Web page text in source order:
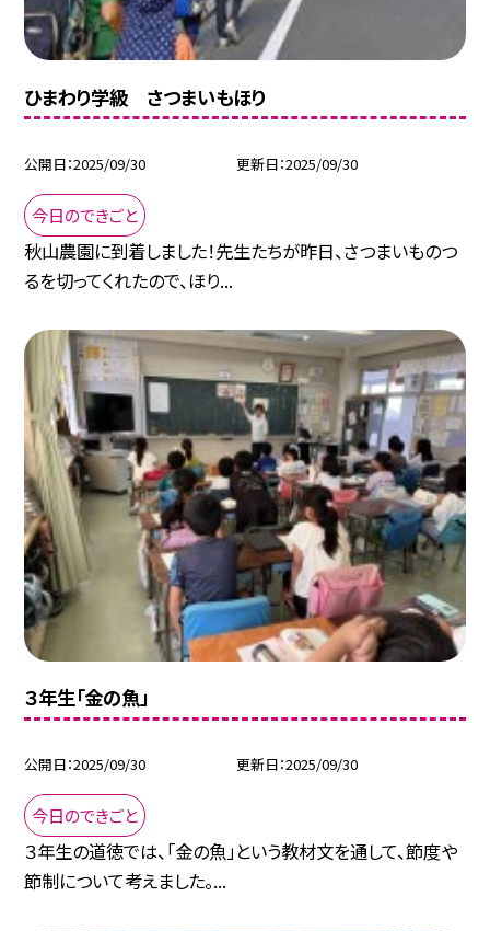
ひまわり学級 さつまいもほり
公開日 2025/09/30 更新日 2025/09/30
今日のできごと
秋山農園に到着しました！先生たちが昨日、さつまいものつ
るを切ってくれたので、ほり...
３年生「金の魚」
公開日 2025/09/30 更新日 2025/09/30
今日のできごと
３年生の道徳では、「金の魚」という教材文を通して、節度や
節制について考えました。...